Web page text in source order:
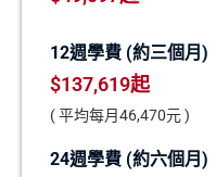
12週學費 (約三個月)
$137,619起
( 平均每月46,470元 )
24週學費 (約六個月)